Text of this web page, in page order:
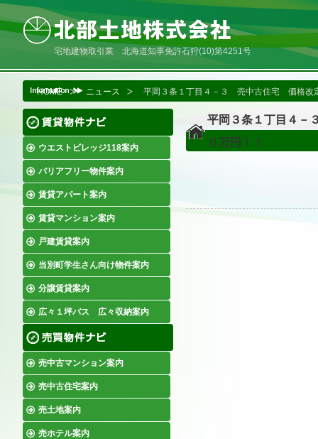
宅地建物取引業 北海道知事免許石狩(10)第4251号
HOME ニュース 平岡３条１丁目４－３ 売中古住宅 価格
ウエストビレッジ118案内
バリアフリー物件案内
賃貸アパート案内
賃貸マンション案内
戸建賃貸案内
当別町学生さん向け物件案内
分譲賃貸案内
広々１坪バス 広々収納案内
売中古マンション案内
売中古住宅案内
売土地案内
売ホテル案内
平岡３条１丁目４
０万円！！